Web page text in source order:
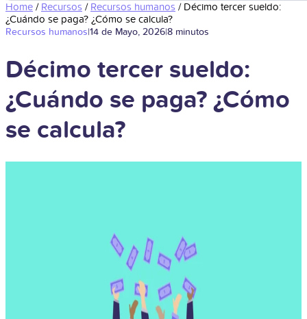
Home / Recursos / Recursos humanos / Décimo tercer sueldo:
¿Cuándo se paga? ¿Cómo se calcula?
Recursos humanos|14 de Mayo, 2026|8 minutos
Décimo tercer sueldo:
¿Cuándo se paga? ¿Cómo
se calcula?